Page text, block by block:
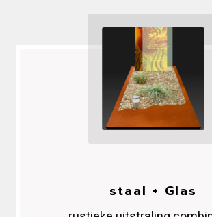
staal + Glas